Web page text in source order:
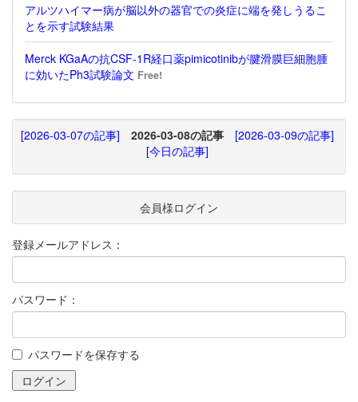
アルツハイマー病が脳以外の器官での炎症に端を発しうるこ
とを示す試験結果
Merck KGaAの抗CSF-1R経口薬pimicotinibが腱滑膜巨細胞腫
に効いたPh3試験論文 Free!
[2026-03-07の記事] 2026-03-08の記事
[2026-03-09の記事]
[今日の記事]
会員様ログイン
登録メールアドレス：
パスワード：
パスワードを保存する